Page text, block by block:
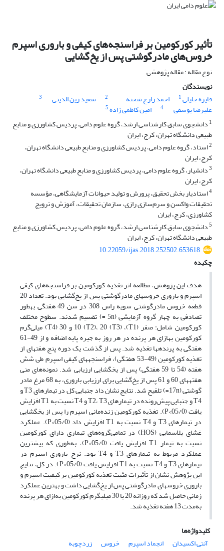
تأثیر کورکومین بر فراسنجه‌های کیفی و باروری اسپرم
خروس‌های مادرگوشتی پس از یخ‌گشایی
نوع مقاله : مقاله پژوهشی
نویسندگان
فایزه جلیلی1 احمد زارع شحنه 2 سعید زین الدینی 3
علیرضا یوسفی 4 امین کاظمی زاده5
1 دانشجوی سابق کارشناسی ارشد، گروه علوم دامی، پردیس کشاورزی و منابع
طبیعی دانشگاه تهران، کرج، ‏ایران
2استاد، گروه علوم دامی، پردیس کشاورزی و منابع طبیعی دانشگاه تهران،
کرج، ایران
3دانشیار، گروه علوم دامی، پردیس کشاورزی و منابع طبیعی دانشگاه تهران،
کرج، ایران
4 استادیار بخش تحقیق، پرورش‎ ‎و تولید حیوانات آزمایشگاهی، مؤسسه
تحقیقات واکسن و سرم‌‌سازی رازی، سازمان تحقیقات، ‏آموزش و ترویج
کشاورزی، کرج، ایران
5دانشجوی سابق کارشناسی ارشد، گروه علوم دامی، پردیس کشاورزی و منابع
طبیعی دانشگاه تهران، کرج، ایران
10.22059/ijas.2018.252502.653618
چکیده
هدف این پژوهش، مطالعه اثر تغذیه کورکومین بر فراسنجه‌های کیفی
اسپرم و باروری خروس­های مادرگوشتی پس از یخ‌گشایی‌ بود. تعداد 20
قطعه خروس مادرگوشتی سویه راس 308 در سن 49 هفتگی به­طور
تصادفی به چهار گروه آزمایشی (5n =) تقسیم شدند. سطوح مختلف
کورکومین شامل: صفر (T1)، 10 (T2)، 20 (T3) و 30 (T4) میلی‌گرم
کورکومین به­ازای هر پرنده در هر روز به جیره پایه اضافه و از 49-61
هفتگی به پرنده­ها تغذیه شد. پس از گذشت یک دوره پنج هفته­ای از
تغذیه کورکومین (49-53 هفتگی)، فراسنجه­های کیفی اسپرم طی شش
هفته (54 تا 59 هفتگی) پس از یخ­گشایی ارزیابی شد. نمونه‌های منی
هفته­های 60 و 61 پس از یخ‌گشایی برای ارزیابی باروری، به 68 مرغ مادر
گوشتی (17n=) تلقیح شد. نتایج نشان داد جنبایی کل در تیمارهای T3 و
T4 و جنبایی پیش‌رونده در تیمارهای T2، T3 و T4 نسبت به T1 افزایش
یافت (05/0>P). تغذیه کورکومین زنده‌مانی اسپرم را پس از یخ­گشایی
در تیمارهای T3 و T4 نسبت به T1 افزایش داد (05/0>P). عملکرد
غشای پلاسمایی (HOS) در تمامی‌گروه‏‌‏های تیماری دارای کورکومین
نسبت به تیمار­ T1 افزایش یافت (05/0>P)، به‌طوری که بیشترین
عملکرد مربوط به تیمارهای T3 و T4 بود. نرخ باروری اسپرم در
تیمارهای T3 و T4 نسبت به T1 افزایش یافت (05/0>P). در کل، نتایج
این پژوهش نشان از تأثیرات مثبت تغذیه کورکومین بر کیفیت اسپرم و
باروری خروس­های مادرگوشتی پس از یخ‌گشایی داشت و بهترین عملکرد
زمانی حاصل شد که روزانه 20 یا 30 میلی­گرم کورکومین به‌ازای هر پرنده
به‌مدت 13 هفته تغذیه شد.
کلیدواژه‌ها
آنتی اکسیدان
انجماد اسپرم خروس
زردچوبه